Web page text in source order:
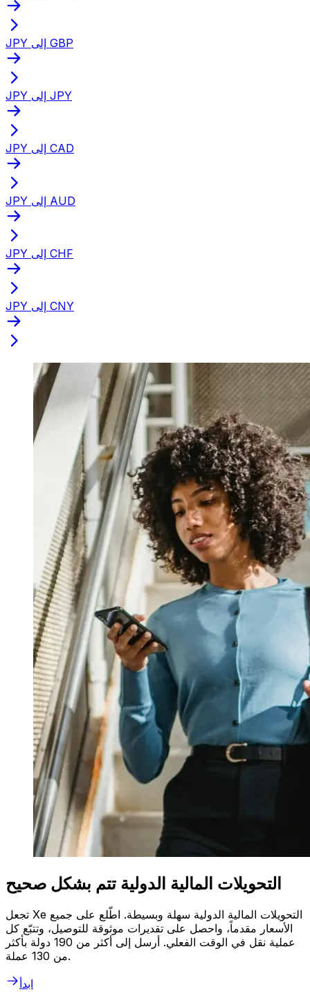
JPY إلى GBP
JPY إلى JPY
JPY إلى CAD
JPY إلى AUD
JPY إلى CHF
JPY إلى CNY
التحويلات المالية الدولية تتم بشكل صحيح
تجعل Xe التحويلات المالية الدولية سهلة وبسيطة. اطّلع على جميع
الأسعار مقدماً، واحصل على تقديرات موثوقة للتوصيل، وتتبّع كل
عملية نقل في الوقت الفعلي. أرسل إلى أكثر من 190 دولة بأكثر
من 130 عملة.
ابدأ